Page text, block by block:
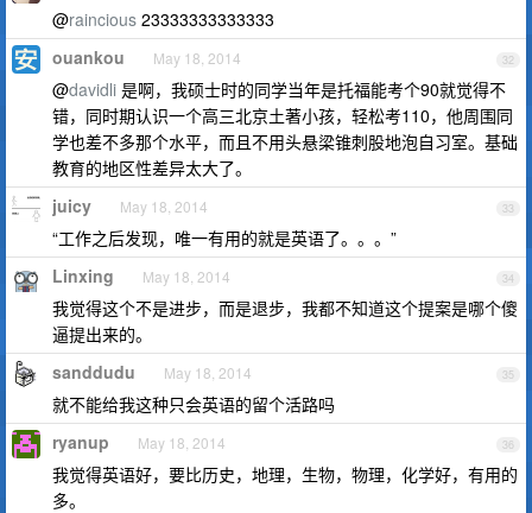
@raincious 23333333333333
32
ouankou May 18, 2014
@davidli 是啊，我硕士时的同学当年是托福能考个90就觉得不
错，同时期认识一个高三北京土著小孩，轻松考110，他周围同
学也差不多那个水平，而且不用头悬梁锥刺股地泡自习室。基础
教育的地区性差异太大了。
33
juicy May 18, 2014
“工作之后发现，唯一有用的就是英语了。。。”
34
Linxing May 18, 2014
我觉得这个不是进步，而是退步，我都不知道这个提案是哪个傻
逼提出来的。
35
sanddudu May 18, 2014
就不能给我这种只会英语的留个活路吗
36
ryanup May 18, 2014
我觉得英语好，要比历史，地理，生物，物理，化学好，有用的
多。